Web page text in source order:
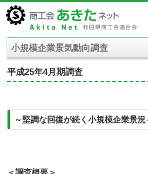
小規模企業景気動向調査
平成25年4月期調査
～堅調な回復が続く小規模企業景況
＜調査概要＞